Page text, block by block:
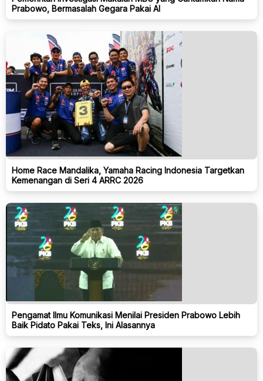
Prabowo, Bermasalah Gegara Pakai AI
Home Race Mandalika, Yamaha Racing Indonesia Targetkan
Kemenangan di Seri 4 ARRC 2026
Pengamat Ilmu Komunikasi Menilai Presiden Prabowo Lebih
Baik Pidato Pakai Teks, Ini Alasannya